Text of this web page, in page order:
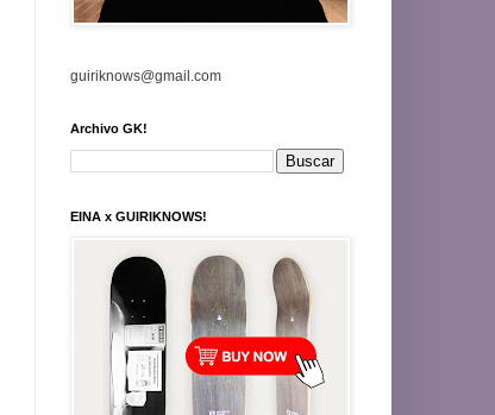
guiriknows@gmail.com
Archivo GK!
EINA x GUIRIKNOWS!